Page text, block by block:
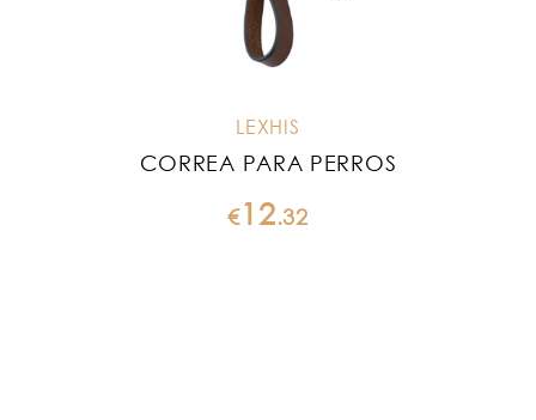
LEXHIS
CORREA PARA PERROS
€12.32